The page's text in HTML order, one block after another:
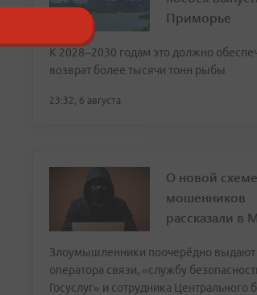
Приморье
К 2028–2030 годам это должно
возврат более тысячи тонн рыбы
23:32, 6 августа
О новой схеме
мошенников
рассказали в
Злоумышленники поочерёдно выдают
оператора связи, «службу
Госуслуг» и сотрудника Центрального